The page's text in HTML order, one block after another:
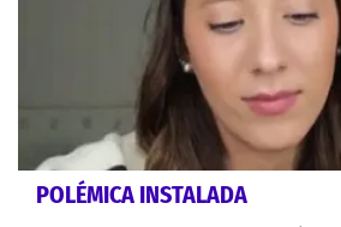
POLÉMICA INSTALADA